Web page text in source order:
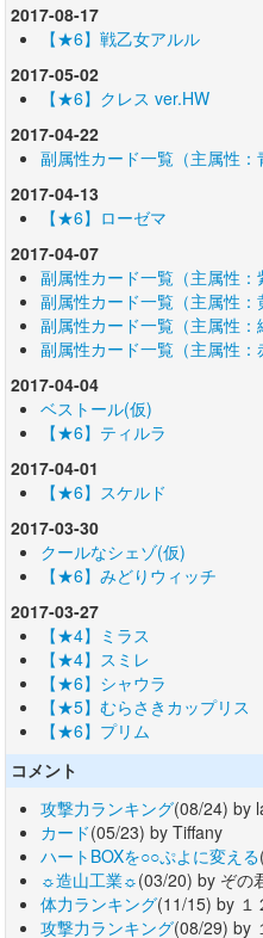
2017-08-17
【★6】戦乙女アルル
2017-05-02
【★6】クレス ver.HW
2017-04-22
副属性カード一覧（主属性：
2017-04-13
【★6】ローゼマ
2017-04-07
副属性カード一覧（主属性：
副属性カード一覧（主属性：
副属性カード一覧（主属性：
副属性カード一覧（主属性：
2017-04-04
ベストール(仮)
【★6】ティルラ
2017-04-01
【★6】スケルド
2017-03-30
クールなシェゾ(仮)
【★6】みどりウィッチ
2017-03-27
【★4】ミラス
【★4】スミレ
【★6】シャウラ
【★5】むらさきカップリス
【★6】プリム
コメント
攻撃力ランキング(08/24) by
カード(05/23) by Tiffany
ハートBOXを○○ぷよに変える
☼造山工業☼(03/20) by ぞの
体力ランキング(11/15) by １
攻撃力ランキング(08/29) by